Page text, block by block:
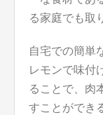
る家庭でも取
自宅での簡単
レモンで味付
ることで、肉
すことができ